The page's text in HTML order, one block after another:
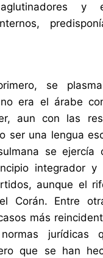
aglutinadores
se
era el árabe
aun con las
ser una lengua
se ejercía
integrador
aunque el
Corán. Entre
más
jurídicas
que se han